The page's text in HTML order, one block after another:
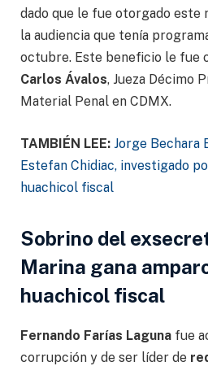
dado que le fue otorgado este
la audiencia que tenía
octubre. Este beneficio le fue
Carlos Ávalos, Jueza Décimo
Material Penal en CDMX.
TAMBIÉN LEE: Jorge Bechara
Estefan Chidiac, investigado
huachicol fiscal
Sobrino del
Marina gana
huachicol fiscal
Fernando Farías Laguna fue
corrupción y de ser líder de